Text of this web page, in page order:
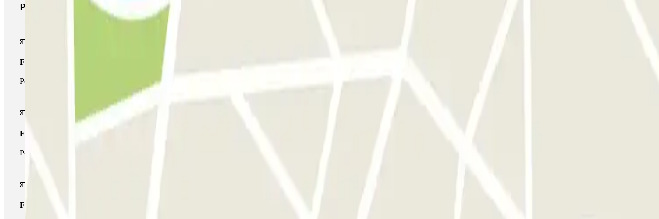
Produits Parclick
Forfait Simple
Pendant votre séjour, vous ne pourrez entrer et sortir du parking qu'une seule fois
Forfait de stationnement multiple
Pendant votre séjour, vous pouvez utiliser l'ensemble du réseau de parkings de cet opérateur disponible sur Parclick.
Forfait illimité